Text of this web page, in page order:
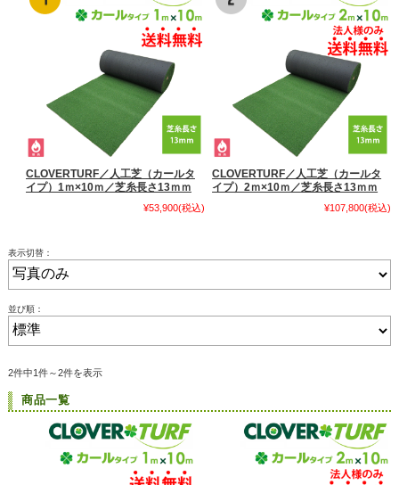
CLOVERTURF／人工芝（カールタ
イプ）1ｍ×10ｍ／芝糸長さ13ｍｍ
¥53,900(税込)
CLOVERTURF／人工芝（カールタ
イプ）2ｍ×10ｍ／芝糸長さ13ｍｍ
¥107,800(税込)
表示切替：
並び順：
2件中1件～2件を表示
商品一覧